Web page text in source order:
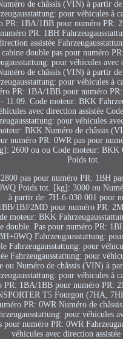
de châssis (VIN) à partir
pour véhicules à
PR: 1BA/1BB pour numéro PR:
PR: 1BH
assistée
cabine double pas pour numéro
pour véhicules avec
de châssis (VIN) à partir
pour véhicules à
PR: 1BA/1BB pour numéro
11.09. Code moteur: BKK
avec direction assistée
pour véhicules
BKK Numéro de châssis
numéro PR: 0WR pas pour
2600 ou ou Code moteur: BKK
Poids tot.
pas pour numéro PR: 1BH
Poids tot. [kg]: 3000 ou
à partir de: 7H-6-030 001 pour
1BJ/2MD pour numéro PR:
moteur: BKK
double. Pas pour numéro PR:
Fahrzeugausstattung:
Fahrzeugausstattung: pour
Fahrzeugausstattung: pour
ou Numéro de châssis (VIN) à
pour véhicules à
PR: 1BA/1BB pour numéro PR:
T5 Fourgon (7HA,
PR: 0WR Numéro de
pour véhicules
pour numéro PR: 0WR
véhicules avec direction assistée